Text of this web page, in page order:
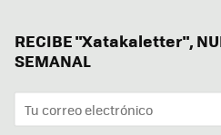
RECIBE "Xatakaletter",
SEMANAL